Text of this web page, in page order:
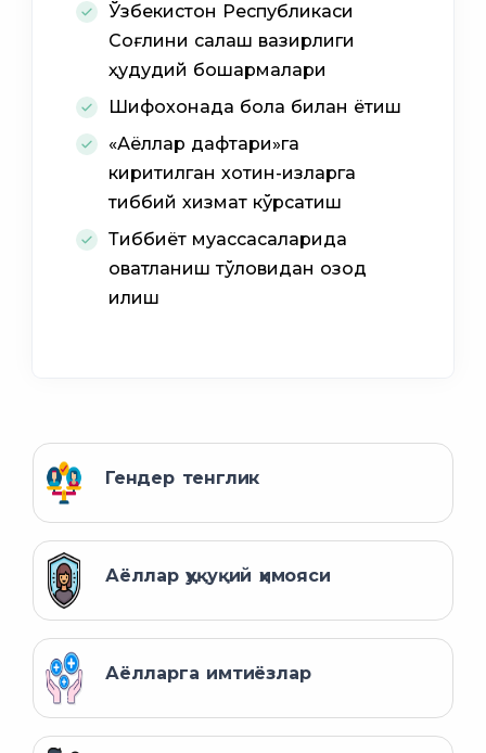
Ўзбекистон Республикаси
Соғлиқни сақлаш вазирлиги
ҳудудий бошқармалари
Шифохонада бола билан ётиш
«Аёллар дафтари»га
киритилган хотин-қизларга
тиббий хизмат кўрсатиш
Тиббиёт муассасаларида
овқатланиш тўловидан озод
қилиш
Гендер тенглик
Аёллар ҳуқуқий ҳимояси
Аёлларга имтиёзлар